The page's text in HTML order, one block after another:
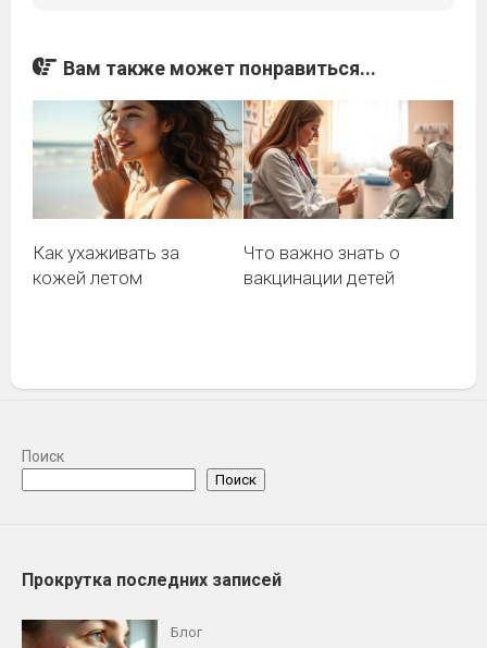
Вам также может понравиться...
Как ухаживать за
кожей летом
Что важно знать о
вакцинации детей
Поиск
Поиск
Прокрутка последних записей
Блог